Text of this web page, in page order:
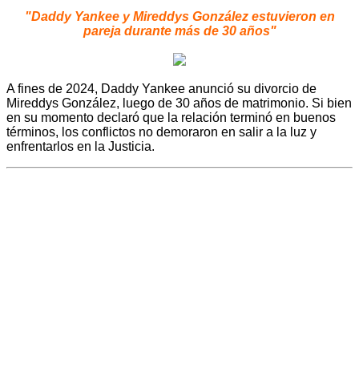
"Daddy Yankee y Mireddys González estuvieron en
pareja durante más de 30 años"
A fines de 2024, Daddy Yankee anunció su divorcio de
Mireddys González, luego de 30 años de matrimonio. Si bien
en su momento declaró que la relación terminó en buenos
términos, los conflictos no demoraron en salir a la luz y
enfrentarlos en la Justicia.